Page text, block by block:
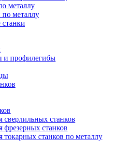
металлу
металлу
и профилегибы
сверлильных станков
фрезерных станков
токарных станков по металлу